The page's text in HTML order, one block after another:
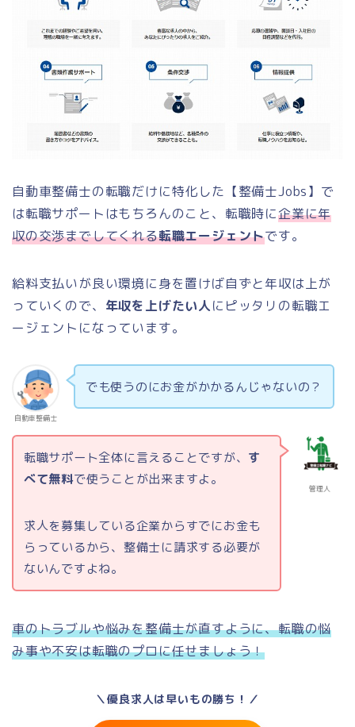
自動車整備士の転職だけに特化した【整備士Jobs】で
は転職サポートはもちろんのこと、転職時に企業に年
収の交渉までしてくれる転職エージェントです。
給料支払いが良い環境に身を置けば自ずと年収は上が
っていくので、 年収を上げたい人にピッタリの転職エ
ージェントになっています。
自動車整備士
でも使うのにお金がかかるんじゃないの？
管理人
転職サポート全体に言えることですが、 す
べて無料で使うことが出来ますよ。
求人を募集している企業からすでにお金も
らっているから、整備士に請求する必要が
ないんですよね。
車のトラブルや悩みを整備士が直すように、転職の悩
み事や不安は転職のプロに任せましょう！
＼優良求人は早いもの勝ち！／